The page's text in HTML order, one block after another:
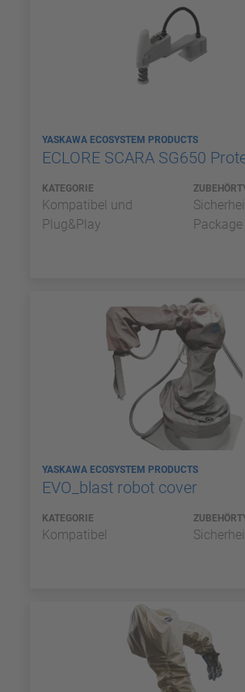
YASKAWA ECOSYSTEM PRODUCTS
ECLORE SCARA SG650
KATEGORIE
Kompatibel und
Plug&Play
Package
YASKAWA ECOSYSTEM PRODUCTS
EVO_blast robot cover
KATEGORIE
Kompatibel